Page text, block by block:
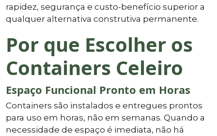
rapidez, segurança e custo-benefício superior a
qualquer alternativa construtiva permanente.
Por que Escolher os
Containers Celeiro
Espaço Funcional Pronto em Horas
Containers são instalados e entregues prontos
para uso em horas, não em semanas. Quando a
necessidade de espaço é imediata, não há